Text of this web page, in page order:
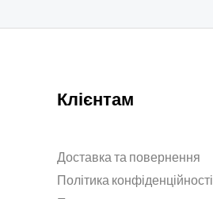
Клієнтам
Доставка та повернення
Політика конфіденційності